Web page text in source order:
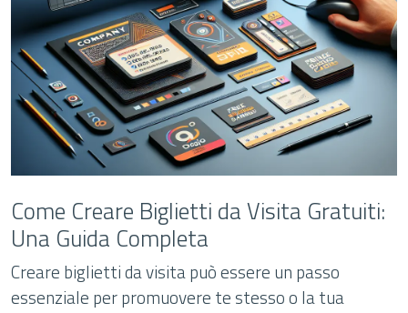
Come Creare Biglietti da Visita Gratuiti:
Una Guida Completa
Creare biglietti da visita può essere un passo
essenziale per promuovere te stesso o la tua